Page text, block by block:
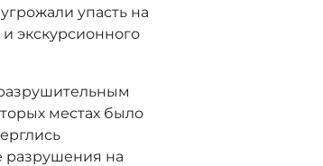
упасть на
экскурсионного
местах было
разрушения на